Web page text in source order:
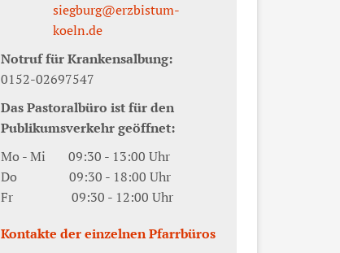
siegburg@erzbistum-
koeln.de
Notruf für Krankensalbung:
0152-02697547
Das Pastoralbüro ist für den
Publikumsverkehr geöffnet:
Mo - Mi 09:30 - 13:00 Uhr
Do 09:30 - 18:00 Uhr
Fr 09:30 - 12:00 Uhr
Kontakte der einzelnen Pfarrbüros